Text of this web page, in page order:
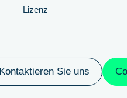
Lizenz
Kontaktieren Sie uns